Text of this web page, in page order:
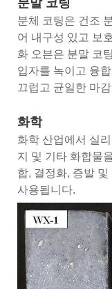
분체 코팅은 건조
어 내구성 있고 보
화 오븐은 분말 코
입자를 녹이고 융
끄럽고 균일한 마
화학
화학 산업에서 실
지 및 기타 화합물
합, 결정화, 증발
사용됩니다.